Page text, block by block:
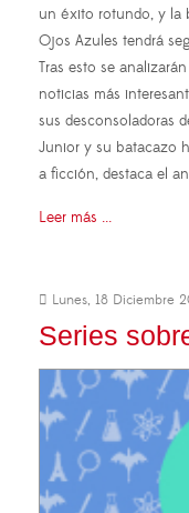
un éxito rotundo, y la
Ojos Azules tendrá
Tras esto se
noticias más
sus desconsoladoras
Junior y su batacazo
a ficción, destaca el
Leer más ...
Lunes, 18 Diciembre
Series